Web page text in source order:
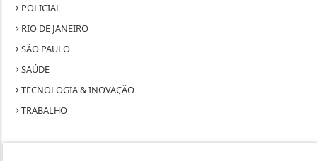
POLICIAL
RIO DE JANEIRO
SÃO PAULO
SAÚDE
TECNOLOGIA & INOVAÇÃO
TRABALHO